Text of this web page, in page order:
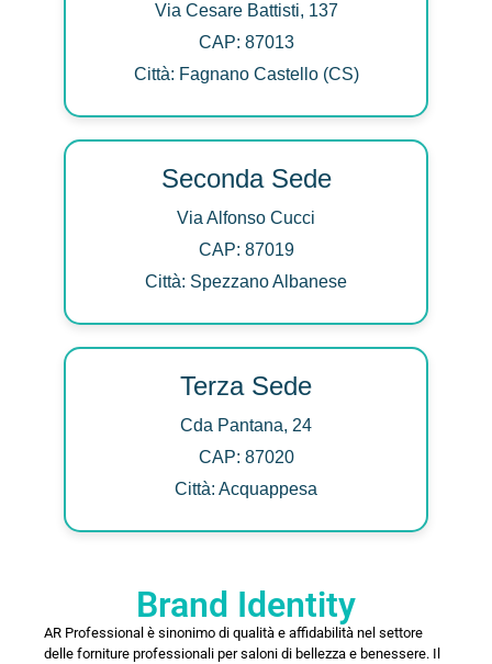
Via Cesare Battisti, 137
CAP: 87013
Città: Fagnano Castello (CS)
Seconda Sede
Via Alfonso Cucci
CAP: 87019
Città: Spezzano Albanese
Terza Sede
Cda Pantana, 24
CAP: 87020
Città: Acquappesa
Brand Identity
AR Professional è sinonimo di qualità e affidabilità nel settore
delle forniture professionali per saloni di bellezza e benessere. Il